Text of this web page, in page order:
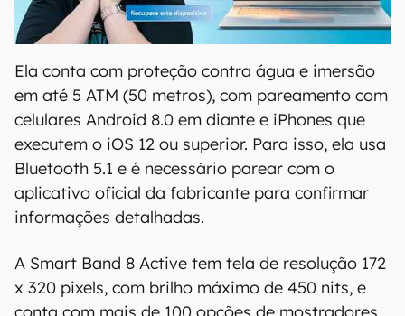
00:00 04:52
Ela conta com proteção contra água e imersão
em até 5 ATM (50 metros), com pareamento com
celulares Android 8.0 em diante e iPhones que
executem o iOS 12 ou superior. Para isso, ela usa
Bluetooth 5.1 e é necessário parear com o
aplicativo oficial da fabricante para confirmar
informações detalhadas.
A Smart Band 8 Active tem tela de resolução 172
x 320 pixels, com brilho máximo de 450 nits, e